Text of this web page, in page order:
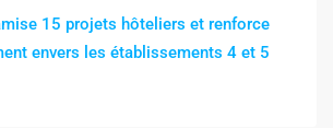
15 projets hôteliers et renforce
envers les établissements 4 et 5